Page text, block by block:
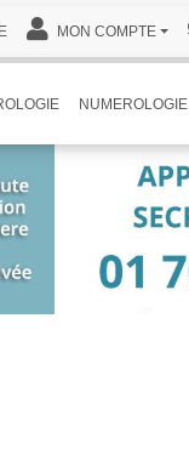
MON COMPTE
NUMEROLOGIE